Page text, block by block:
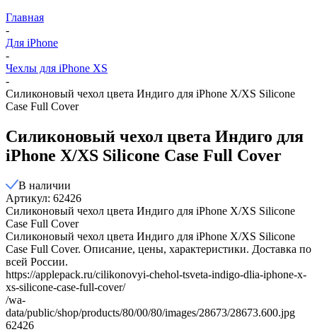
Главная
-
Для iPhone
-
Чехлы для iPhone XS
-
Cиликоновый чехол цвета Индиго для iPhone X/XS Silicone
Case Full Cover
Cиликоновый чехол цвета Индиго для
iPhone X/XS Silicone Case Full Cover
В наличии
Артикул: 62426
Cиликоновый чехол цвета Индиго для iPhone X/XS Silicone
Case Full Cover
Cиликоновый чехол цвета Индиго для iPhone X/XS Silicone
Case Full Cover. Описание, цены, характеристики. Доставка по
всей России.
https://applepack.ru/cilikonovyi-chehol-tsveta-indigo-dlia-iphone-x-
xs-silicone-case-full-cover/
/wa-
data/public/shop/products/80/00/80/images/28673/28673.600.jpg
62426